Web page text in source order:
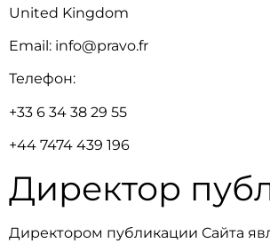
United Kingdom
Email: info@pravo.fr
Телефон:
+33 6 34 38 29 55
+44 7474 439 196
Директор
Директором публикации Сайта